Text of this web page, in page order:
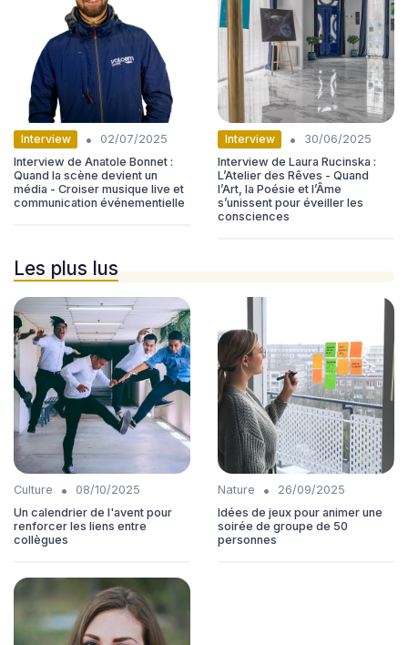
Interview •
02/07/2025
Interview de Anatole Bonnet :
Quand la scène devient un
média - Croiser musique live et
communication événementielle
Interview •
30/06/2025
Interview de Laura Rucinska :
L’Atelier des Rêves - Quand
l’Art, la Poésie et l’Âme
s’unissent pour éveiller les
consciences
Les plus lus
Culture •
08/10/2025
Un calendrier de l'avent pour
renforcer les liens entre
collègues
Nature •
26/09/2025
Idées de jeux pour animer une
soirée de groupe de 50
personnes